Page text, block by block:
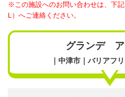
※この施設へのお問い合わせは、下
L）へご連絡ください。
グランデ ア
｜中津市｜バリアフ